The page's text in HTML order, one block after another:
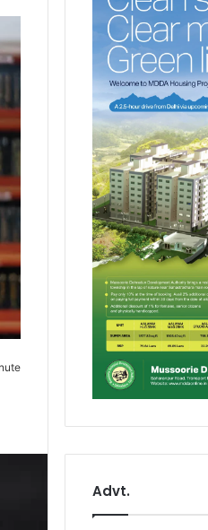
Advt.